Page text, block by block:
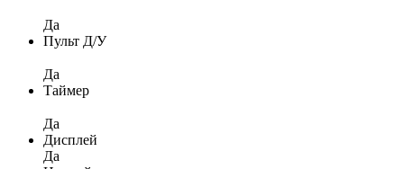
Да
Пульт Д/У
Да
Таймер
Да
Дисплей
Да